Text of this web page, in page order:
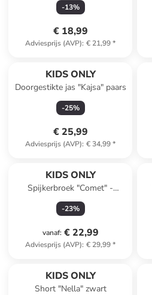
-13%
€ 18,99
Adviesprijs (AVP): € 21,99*
KIDS ONLY
Doorgestikte jas "Kajsa" paars
-25%
€ 25,99
Adviesprijs (AVP): € 34,99*
KIDS ONLY
Spijkerbroek "Comet" -
comfort fit - zwart
-23%
vanaf: € 22,99
Adviesprijs (AVP): € 29,99*
KIDS ONLY
Short "Nella" zwart